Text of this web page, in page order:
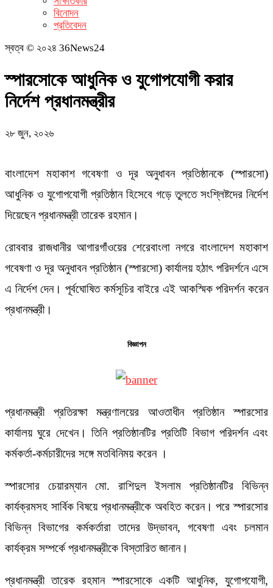
বিনোদন
প্রতিবেদন
স্বত্ব © ২০২৪ 36News24
স্পারসোকে আধুনিক ও যুগোপযোগী করার
নির্দেশ প্রধানমন্ত্রীর
২৮ জুন, ২০২৬
বাংলাদেশ মহাকাশ গবেষণা ও দূর অনুধাবন প্রতিষ্ঠানকে (স্পারসো)
আধুনিক ও যুগোপযোগী প্রতিষ্ঠান হিসেবে গড়ে তুলতে সংশ্লিষ্টদের নির্দেশ
দিয়েছেন প্রধানমন্ত্রী তারেক রহমান।
রোববার রাজধানীর আগারগাঁওয়ের শেরেবাংলা নগরে বাংলাদেশ মহাকাশ
গবেষণা ও দূর অনুধাবন প্রতিষ্ঠান (স্পারসো) কার্যালয় হঠাৎ পরিদর্শনে এসে
এ নির্দেশ দেন। পূর্বঘোষিত কর্মসূচির বাইরে এই আকস্মিক পরিদর্শন করেন
প্রধানমন্ত্রী।
বিজ্ঞাপন
প্রধানমন্ত্রী প্রতিরক্ষা মন্ত্রণালয়ের আওতাধীন প্রতিষ্ঠান স্পারসোর
কার্যালয় ঘুরে দেখেন। তিনি প্রতিষ্ঠানটির প্রতিটি বিভাগ পরিদর্শন এবং
কর্মকর্তা-কর্মচারীদের সঙ্গে মতবিনিময় করেন ।
স্পারসোর চেয়ারম্যান মো. রাশিদুল ইসলাম প্রতিষ্ঠানটির বিভিন্ন
কার্যক্রমসহ সার্বিক বিষয়ে প্রধানমন্ত্রীকে অবহিত করেন। পরে স্পারসোর
বিভিন্ন বিভাগের কর্মকর্তারা তাদের উদ্ভাবন, গবেষণা এবং চলমান
কার্যক্রম সম্পর্কে প্রধানমন্ত্রীকে বিস্তারিত জানান।
প্রধানমন্ত্রী তারেক রহমান স্পারসোকে একটি আধুনিক, যুগোপযোগী,